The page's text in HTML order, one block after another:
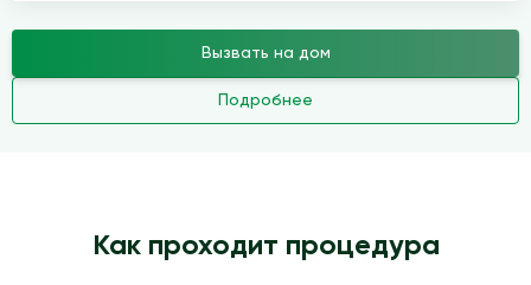
Вызвать на дом
Подробнее
Как проходит процедура